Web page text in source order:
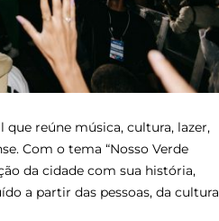
que reúne música, cultura, lazer,
Com o tema “Nosso Verde
da cidade com sua história,
a partir das pessoas, da cultura